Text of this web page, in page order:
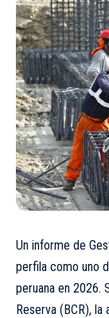
Un informe de
perfila como uno
peruana en 2026.
Reserva (BCR),